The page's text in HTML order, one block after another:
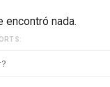
encontró nada.